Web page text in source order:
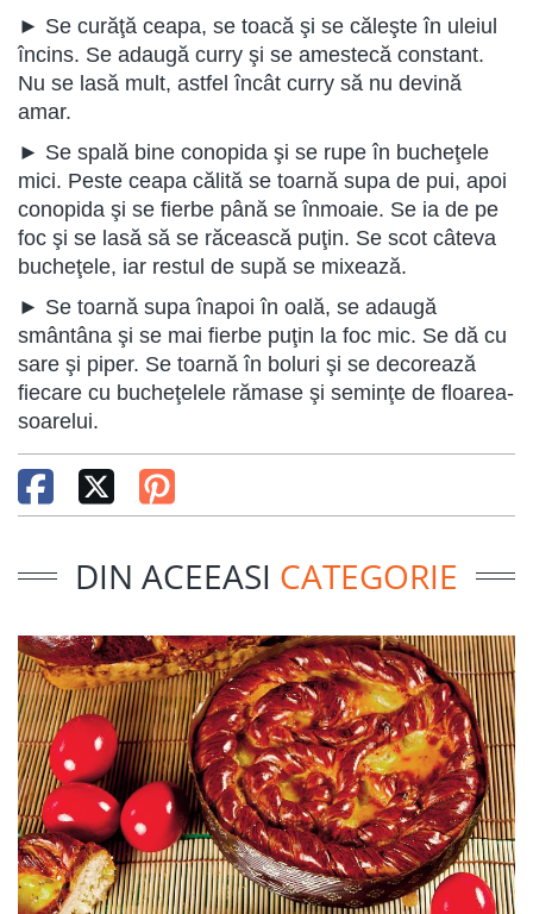
► Se curăţă ceapa, se toacă şi se căleşte în uleiul
încins. Se adaugă curry şi se amestecă constant.
Nu se lasă mult, astfel încât curry să nu devină
amar.
► Se spală bine conopida şi se rupe în bucheţele
mici. Peste ceapa călită se toarnă supa de pui, apoi
conopida şi se fierbe până se înmoaie. Se ia de pe
foc şi se lasă să se răcească puţin. Se scot câteva
bucheţele, iar restul de supă se mixează.
► Se toarnă supa înapoi în oală, se adaugă
smântâna şi se mai fierbe puţin la foc mic. Se dă cu
sare şi piper. Se toarnă în boluri şi se decorează
fiecare cu bucheţelele rămase şi seminţe de floarea-
soarelui.
DIN ACEEASI CATEGORIE